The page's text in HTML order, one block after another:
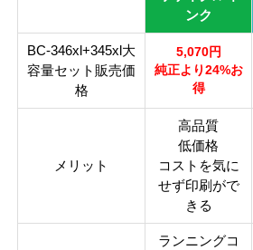
ンク
BC-346xl+345xl大
容量セット販売価
格
5,070円
純正より24%お
得
メリット
高品質
低価格
コストを気に
せず印刷がで
きる
ランニングコ